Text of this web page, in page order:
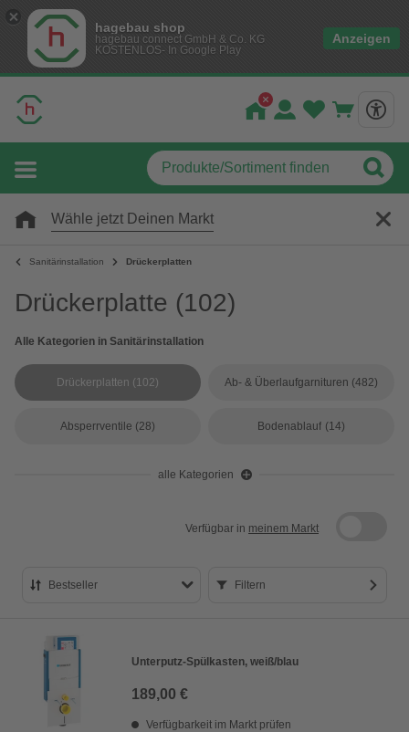
hagebau shop
hagebau connect GmbH & Co. KG
KOSTENLOS- In Google Play
Anzeigen
Wähle jetzt Deinen Markt
Sanitärinstallation Drückerplatten
Drückerplatte (102)
Alle Kategorien in Sanitärinstallation
Drückerplatten (102) Ab- & Überlaufgarnituren (482)
Absperrventile (28) Bodenablauf (14)
alle Kategorien
Verfügbar in meinem Markt
Bestseller
Preis aufsteigend
Preis absteigend
Bewertung
Filtern
Unterputz-Spülkasten, weiß/blau
189,00 €
Verfügbarkeit im Markt prüfen